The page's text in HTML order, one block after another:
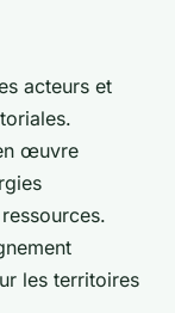
acteurs et
œuvre
les territoires